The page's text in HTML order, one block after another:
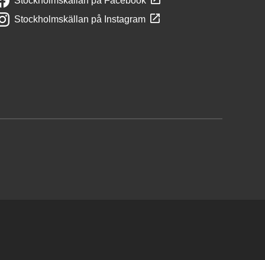
Stockholmskällan på Instagram